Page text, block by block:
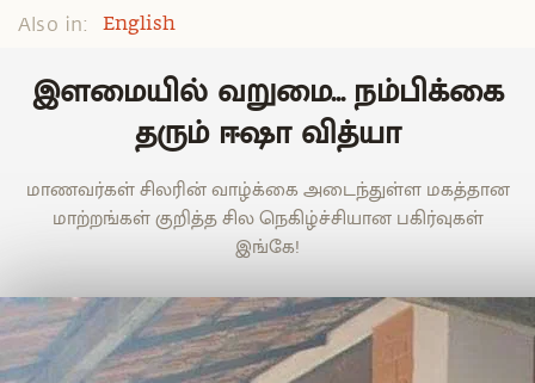
Also in: English
இளமையில் வறுமை... நம்பிக்கை
தரும் ஈஷா வித்யா
மாணவர்கள் சிலரின் வாழ்க்கை அடைந்துள்ள மகத்தான
மாற்றங்கள் குறித்த சில நெகிழ்ச்சியான பகிர்வுகள்
இங்கே!